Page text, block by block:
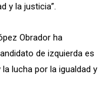
y la justicia”.
Obrador ha
de izquierda es
lucha por la igualdad y